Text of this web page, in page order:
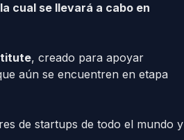
cual se llevará a cabo en
, creado para apoyar
aún se encuentren en etapa
de startups de todo el mundo y